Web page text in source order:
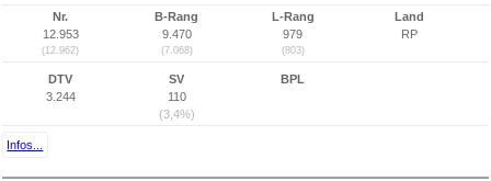
Nr.
12.953
(12.962)
B-Rang
9.470
(7.068)
L-Rang
979
(803)
Land
RP
DTV
3.244
SV
110
(3,4%)
BPL
Infos...